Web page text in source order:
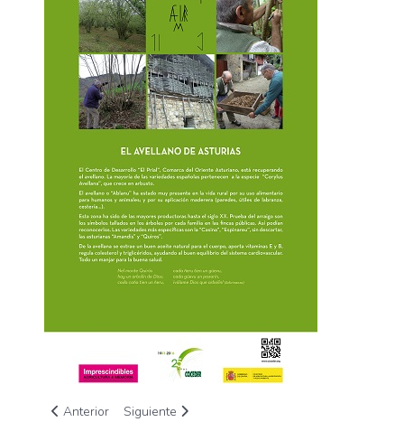
Artículo anterior: Los mayores de Piloña «tienen mucha
Anterior Artículo siguiente: COCEDER atiende cerca de
Siguiente